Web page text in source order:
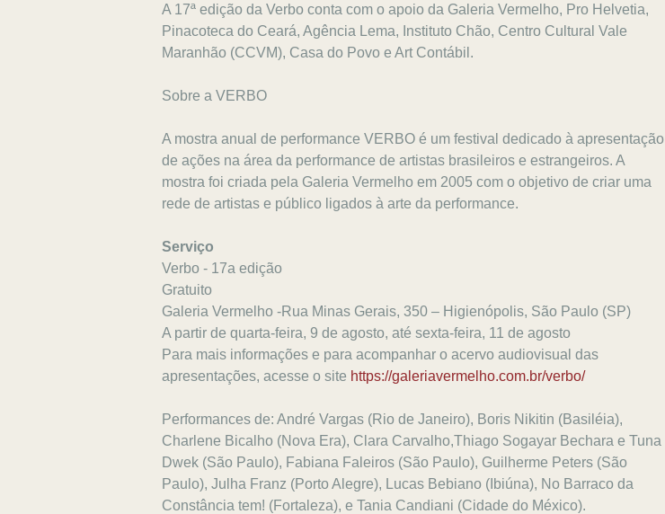
A 17ª edição da Verbo conta com o apoio da Galeria Vermelho, Pro Helvetia,
Pinacoteca do Ceará, Agência Lema, Instituto Chão, Centro Cultural Vale
Maranhão (CCVM), Casa do Povo e Art Contábil.
Sobre a VERBO
A mostra anual de performance VERBO é um festival dedicado à apresentação
de ações na área da performance de artistas brasileiros e estrangeiros. A
mostra foi criada pela Galeria Vermelho em 2005 com o objetivo de criar uma
rede de artistas e público ligados à arte da performance.
Serviço
Verbo - 17a edição
Gratuito
Galeria Vermelho -Rua Minas Gerais, 350 – Higienópolis, São Paulo (SP)
A partir de quarta-feira, 9 de agosto, até sexta-feira, 11 de agosto
Para mais informações e para acompanhar o acervo audiovisual das
apresentações, acesse o site https://galeriavermelho.com.br/verbo/
Performances de: André Vargas (Rio de Janeiro), Boris Nikitin (Basiléia),
Charlene Bicalho (Nova Era), Clara Carvalho,Thiago Sogayar Bechara e Tuna
Dwek (São Paulo), Fabiana Faleiros (São Paulo), Guilherme Peters (São
Paulo), Julha Franz (Porto Alegre), Lucas Bebiano (Ibiúna), No Barraco da
Constância tem! (Fortaleza), e Tania Candiani (Cidade do México).